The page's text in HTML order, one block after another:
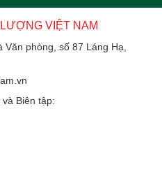
VIỆT NAM
phòng, số 87 Láng Hạ,
Biên tập: